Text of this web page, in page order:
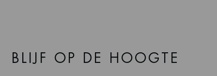
BLIJF OP DE HOOGTE